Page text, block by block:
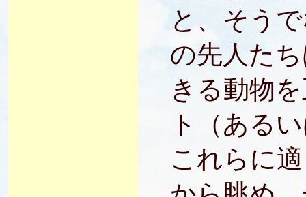
と、そう
の先人た
きる動物
ト（ある
これらに